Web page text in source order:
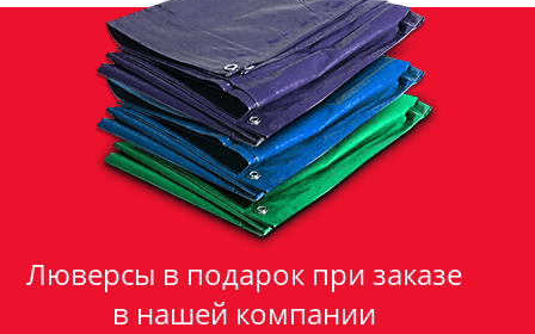
Люверсы в подарок при заказе
в нашей компании